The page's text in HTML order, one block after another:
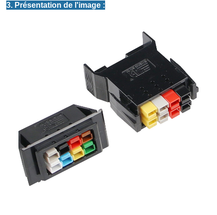
3. Présentation de l'image :